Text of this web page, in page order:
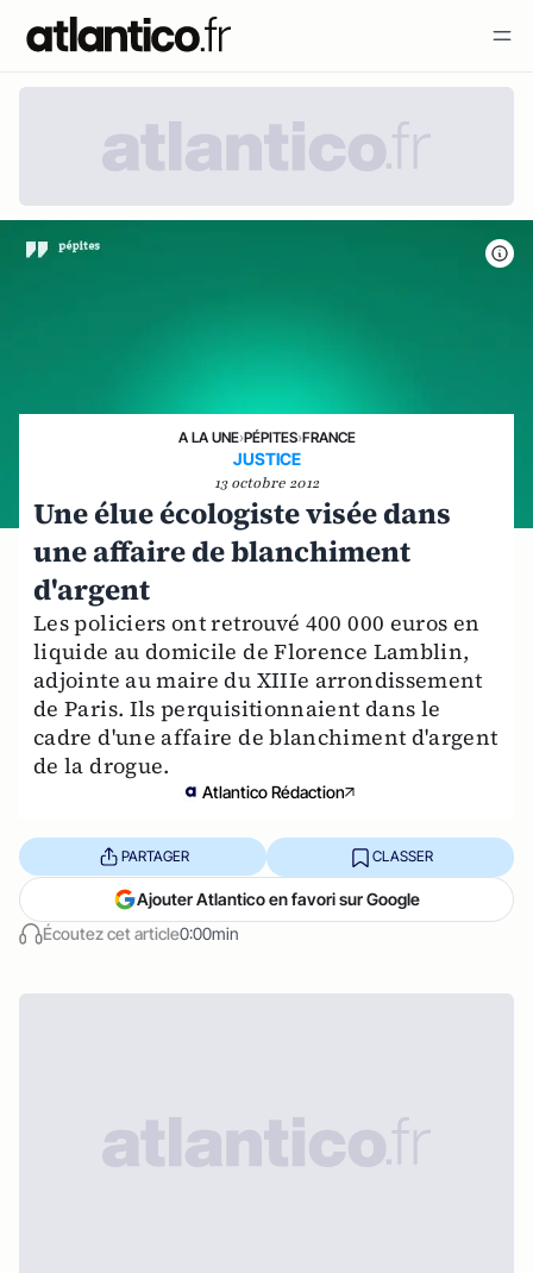
A LA UNE›PÉPITES›FRANCE
JUSTICE
13 octobre 2012
Une élue écologiste visée dans
une affaire de blanchiment
d'argent
Les policiers ont retrouvé 400 000 euros en
liquide au domicile de Florence Lamblin,
adjointe au maire du XIIIe arrondissement
de Paris. Ils perquisitionnaient dans le
cadre d'une affaire de blanchiment d'argent
de la drogue.
Atlantico Rédaction
Écoutez cet article0:00min
PARTAGER CLASSER
Ajouter Atlantico en favori sur Google